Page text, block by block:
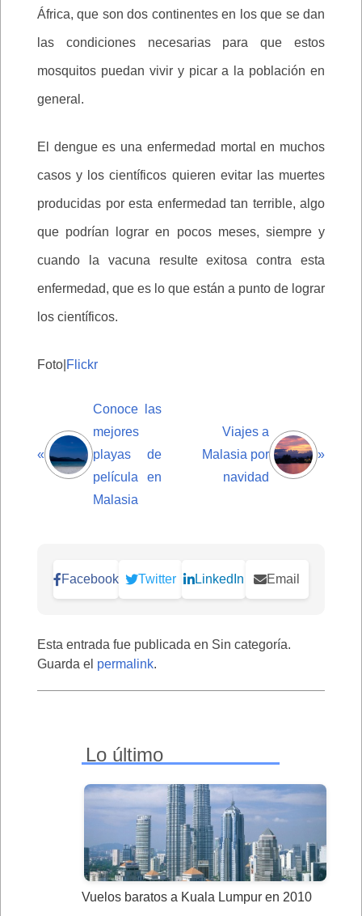
África, que son dos continentes en los que se dan
las condiciones necesarias para que estos
mosquitos puedan vivir y picar a la población en
general.
El dengue es una enfermedad mortal en muchos
casos y los científicos quieren evitar las muertes
producidas por esta enfermedad tan terrible, algo
que podrían lograr en pocos meses, siempre y
cuando la vacuna resulte exitosa contra esta
enfermedad, que es lo que están a punto de lograr
los científicos.
Foto| Flickr
«
Conoce las
mejores
playas de
película en
Malasia
Viajes a
Malasia por
navidad
»
Facebook Twitter LinkedIn Email
Esta entrada fue publicada en Sin categoría.
Guarda el permalink.
Lo último
Vuelos baratos a Kuala Lumpur en 2010